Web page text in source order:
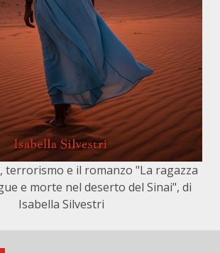
terrorismo e il romanzo "La ragazza
e morte nel deserto del Sinai", di
Isabella Silvestri